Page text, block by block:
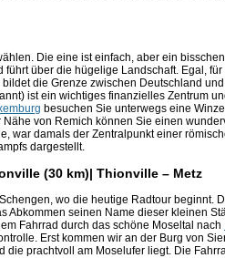
Die eine ist einfach, aber ein
über die hügelige Landschaft. Egal,
die Grenze zwischen Deutschland
ist ein wichtiges finanzielles Zentrum
besuchen Sie unterwegs eine
von Remich können Sie einen
war damals der Zentralpunkt einer
dargestellt.
(30 km)| Thionville – Metz
wo die heutige Radtour beginnt.
Abkommen seinen Name dieser kleinen
Fahrrad durch das schöne Moseltal nach
Erst kommen wir an der Burg von
prachtvoll am Moselufer liegt. Die